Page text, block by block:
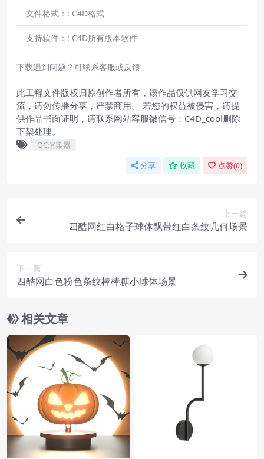
文件格式：: C4D格式
支持软件：: C4D所有版本软件
下载遇到问题？可联系客服或反馈
此工程文件版权归原创作者所有，该作品仅供网友学习交
流，请勿传播分享，严禁商用。 若您的权益被侵害，请提
供作品书面证明，请联系网站客服微信号：C4D_cool删除
下架处理。
OC渲染器
分享 收藏 点赞(0)
上一篇
四酷网红白格子球体飘带红白条纹几何场景
下一篇
四酷网白色粉色条纹棒棒糖小球体场景
相关文章